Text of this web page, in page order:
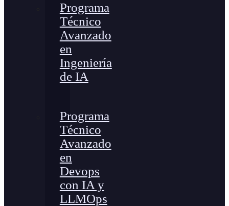
Programa
Técnico
Avanzado
en
Ingeniería
de IA
Programa
Técnico
Avanzado
en
Devops
con IA y
LLMOps